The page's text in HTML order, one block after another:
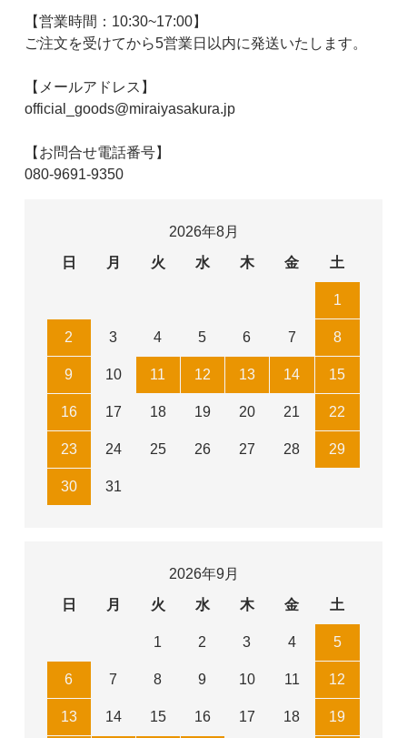
【営業時間：10:30~17:00】
ご注文を受けてから5営業日以内に発送いたします。
【メールアドレス】
official_goods@miraiyasakura.jp
【お問合せ電話番号】
080-9691-9350
2026年8月
日
月 火 水 木 金 土
1
2 3 4 5 6 7 8
9 10 11 12 13 14 15
16 17 18 19 20 21 22
23 24 25 26 27 28 29
30 31
2026年9月
日
月 火 水 木 金 土
1 2 3 4 5
6 7 8 9 10 11 12
13 14 15 16 17 18 19